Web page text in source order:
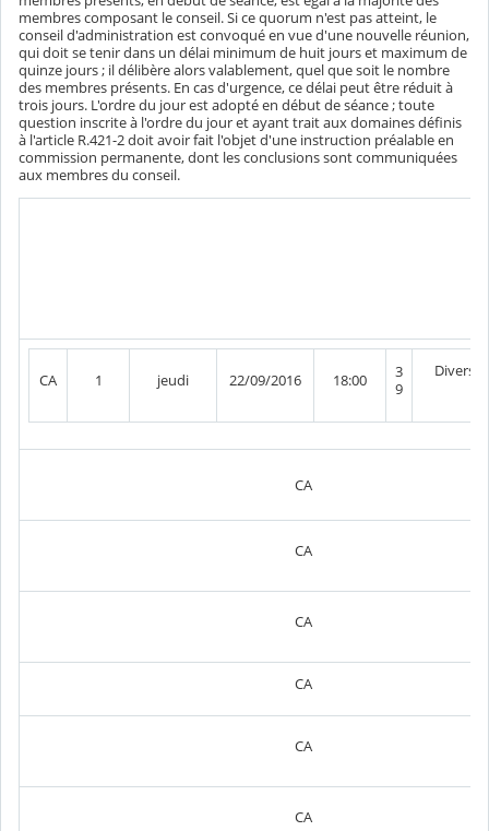
membres composant le conseil. Si ce quorum n'est pas atteint, le
conseil d'administration est convoqué en vue d'une nouvelle réunion,
qui doit se tenir dans un délai minimum de huit jours et maximum de
quinze jours ; il délibère alors valablement, quel que soit le nombre
des membres présents. En cas d'urgence, ce délai peut être réduit à
trois jours. L'ordre du jour est adopté en début de séance ; toute
question inscrite à l'ordre du jour et ayant trait aux domaines définis
à l'article R.421-2 doit avoir fait l'objet d'une instruction préalable en
commission permanente, dont les conclusions sont communiquées
aux membres du conseil.
CA 1 jeudi 22/09/2016 18:00
3
9
Divers
CA
CA
CA
CA
CA
CA